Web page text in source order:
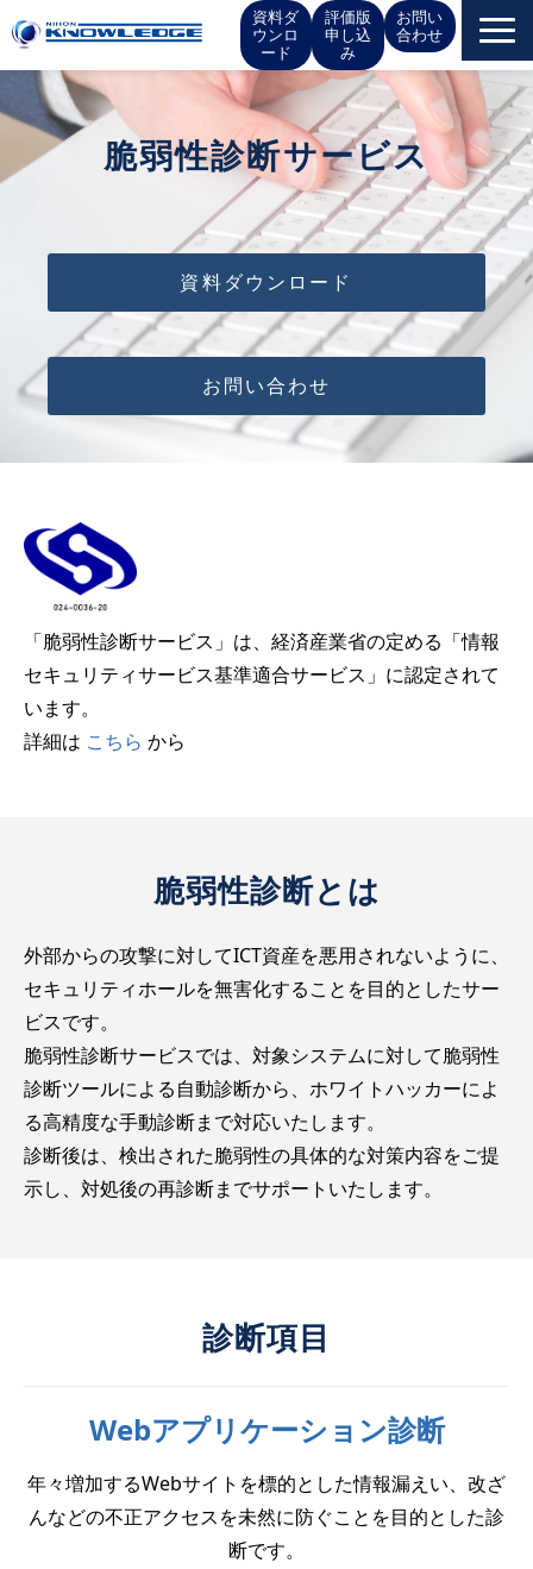
資料ダ
ウンロ
ード
評価版
申し込
み
お問い
合わせ
サービス一覧
お役立ち情報
お知らせ
IR情報
脆弱性診断サービス
資料ダウンロード
お問い合わせ
「脆弱性診断サービス」は、経済産業省の定める「情報
セキュリティサービス基準適合サービス」に認定されて
います。
詳細は こちら から
脆弱性診断とは
外部からの攻撃に対してICT資産を悪用されないように、
セキュリティホールを無害化することを目的としたサー
ビスです。
脆弱性診断サービスでは、対象システムに対して脆弱性
診断ツールによる自動診断から、ホワイトハッカーによ
る高精度な手動診断まで対応いたします。
診断後は、検出された脆弱性の具体的な対策内容をご提
示し、対処後の再診断までサポートいたします。
診断項目
Webアプリケーション診断
年々増加するWebサイトを標的とした情報漏えい、改ざ
んなどの不正アクセスを未然に防ぐことを目的とした診
断です。